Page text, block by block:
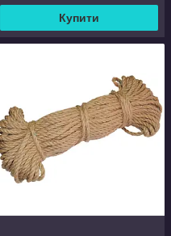
Купити